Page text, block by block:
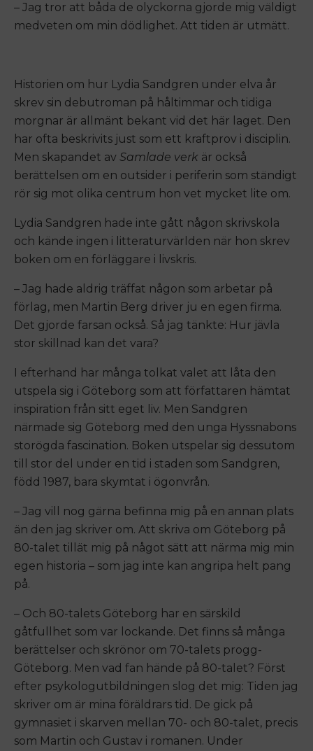
– Jag tror att båda de olyckorna gjorde mig väldigt
medveten om min dödlighet. Att tiden är utmätt.
Historien om hur Lydia Sandgren under elva år
skrev sin debutroman på håltimmar och tidiga
morgnar är allmänt bekant vid det här laget. Den
har ofta beskrivits just som ett kraftprov i disciplin.
Men skapandet av Samlade verk är också
berättelsen om en outsider i periferin som ständigt
rör sig mot olika centrum hon vet mycket lite om.
Lydia Sandgren hade inte gått någon skrivskola
och kände ingen i litteraturvärlden när hon skrev
boken om en förläggare i livskris.
– Jag hade aldrig träffat någon som arbetar på
förlag, men Martin Berg driver ju en egen firma.
Det gjorde farsan också. Så jag tänkte: Hur jävla
stor skillnad kan det vara?
I efterhand har många tolkat valet att låta den
utspela sig i Göteborg som att författaren hämtat
inspiration från sitt eget liv. Men Sandgren
närmade sig Göteborg med den unga Hyssnabons
storögda fascination. Boken utspelar sig dessutom
till stor del under en tid i staden som Sandgren,
född 1987, bara skymtat i ögonvrån.
– Jag vill nog gärna befinna mig på en annan plats
än den jag skriver om. Att skriva om Göteborg på
80-talet tillät mig på något sätt att närma mig min
egen historia – som jag inte kan angripa helt pang
på.
– Och 80-talets Göteborg har en särskild
gåtfullhet som var lockande. Det finns så många
berättelser och skrönor om 70-talets progg-
Göteborg. Men vad fan hände på 80-talet? Först
efter psykologutbildningen slog det mig: Tiden jag
skriver om är mina föräldrars tid. De gick på
gymnasiet i skarven mellan 70- och 80-talet, precis
som Martin och Gustav i romanen. Under